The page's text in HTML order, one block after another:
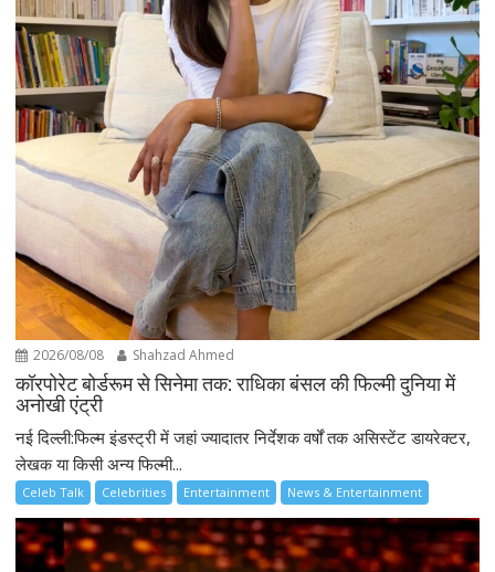
2026/08/08 Shahzad Ahmed
कॉरपोरेट बोर्डरूम से सिनेमा तक: राधिका बंसल की फिल्मी दुनिया में
अनोखी एंट्री
नई दिल्ली:फिल्म इंडस्ट्री में जहां ज्यादातर निर्देशक वर्षों तक असिस्टेंट डायरेक्टर,
लेखक या किसी अन्य फिल्मी...
Celeb Talk Celebrities Entertainment News & Entertainment